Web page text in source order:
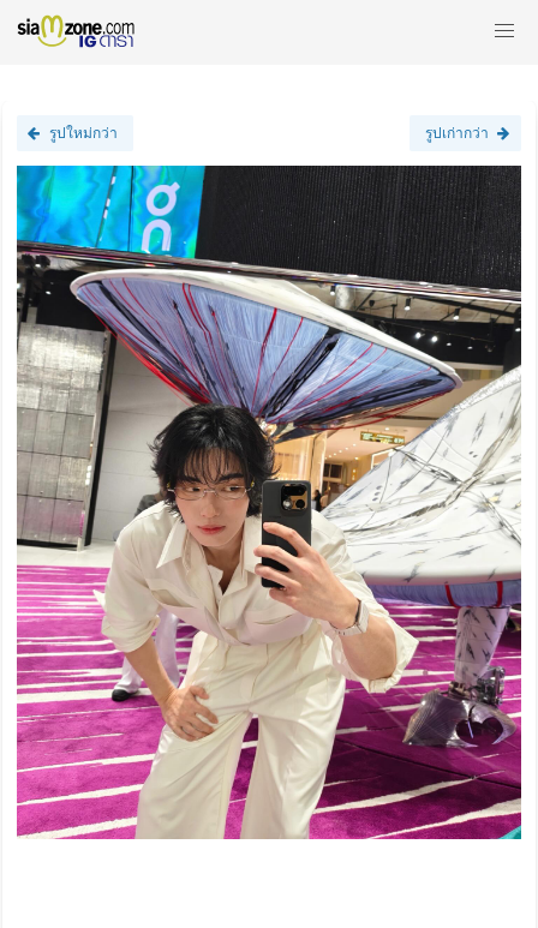
รูปใหม่กว่า รูปเก่ากว่า